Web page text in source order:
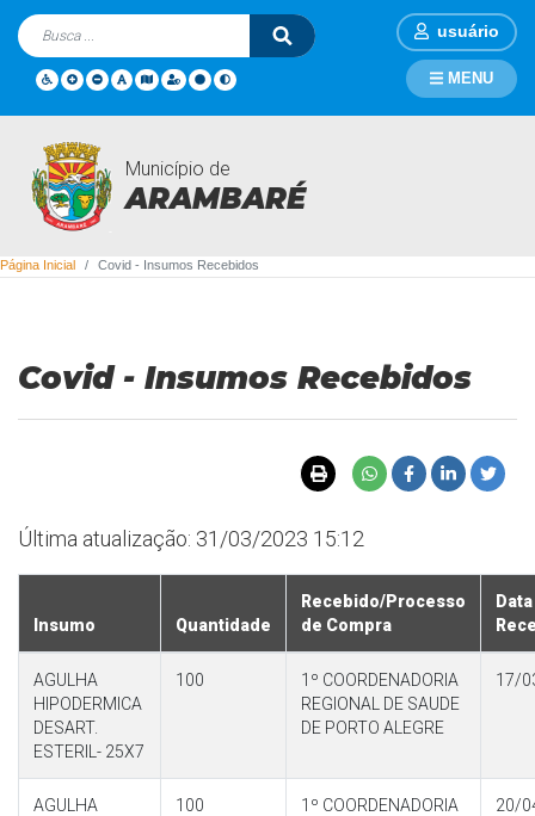
usuário
Município de
ARAMBARÉ
MENU
Covid - Insumos Recebidos
Página Inicial Covid - Insumos Recebidos
Covid - Insumos Recebidos
Última atualização: 31/03/2023 15:12
Insumo Quantidade
Recebido/Processo
de Compra
AGULHA
HIPODERMICA
DESART.
ESTERIL- 25X7
100
1º COORDENADORIA
REGIONAL DE SAUDE
DE PORTO ALEGRE
17/
AGULHA
100
1º COORDENADORIA
20/